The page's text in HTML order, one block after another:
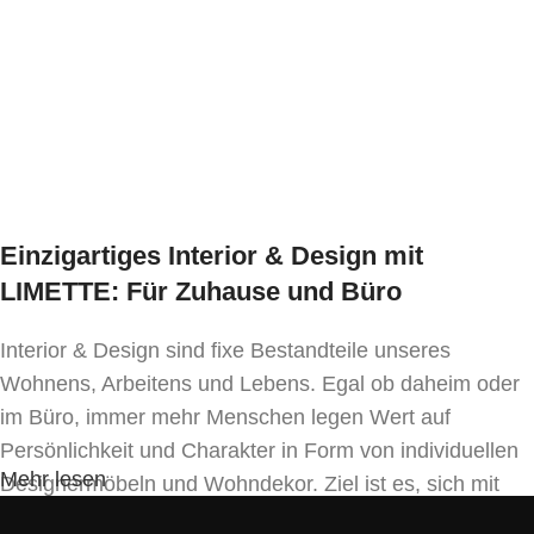
Einzigartiges Interior & Design mit
LIMETTE: Für Zuhause und Büro
Interior & Design sind fixe Bestandteile unseres
Wohnens, Arbeitens und Lebens. Egal ob daheim oder
im Büro, immer mehr Menschen legen Wert auf
Persönlichkeit und Charakter in Form von individuellen
Designermöbeln und Wohndekor. Ziel ist es, sich mit
Mehr lesen